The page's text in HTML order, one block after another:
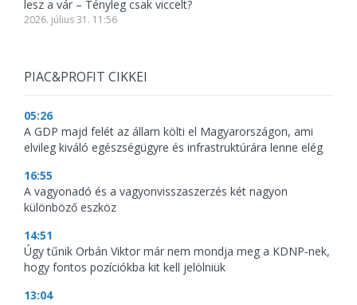
lesz a vár – Tényleg csak viccelt?
2026. július 31. 11:56
PIAC&PROFIT CIKKEI
05:26
A GDP majd felét az állam költi el Magyarországon, ami
elvileg kiváló egészségügyre és infrastruktúrára lenne elég
16:55
A vagyonadó és a vagyonvisszaszerzés két nagyon
különböző eszköz
14:51
Úgy tűnik Orbán Viktor már nem mondja meg a KDNP-nek,
hogy fontos pozíciókba kit kell jelölniük
13:04